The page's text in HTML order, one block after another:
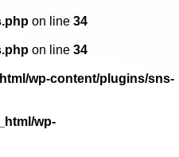
on line 34
on line 34
wp-content/plugins/sns-
wp-